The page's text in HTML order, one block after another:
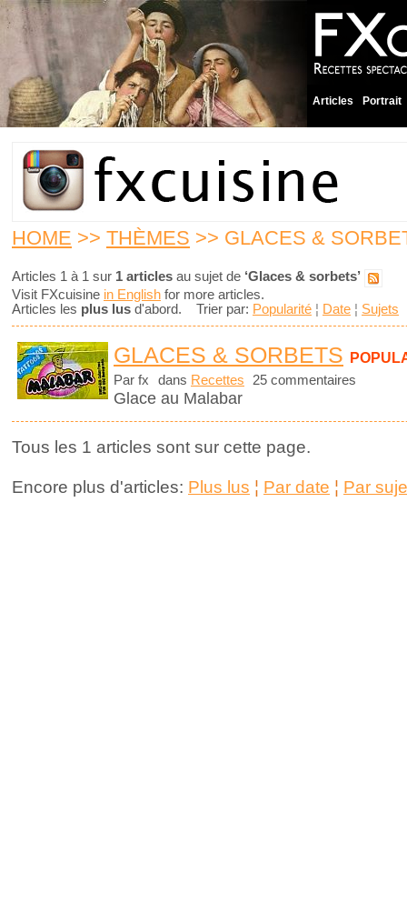
Articles Portrait
HOME >> THÈMES >> GLACES &
Articles 1 à 1 sur 1 articles au sujet de ‘Glaces & sorbets’
Visit FXcuisine in English for more articles.
Articles les plus lus d'abord. Trier par: Popularité ¦ Date ¦ Sujets
GLACES & SORBETS
Par fx dans Recettes 25 commentaires
Glace au Malabar
Tous les 1 articles sont sur cette page.
Encore plus d'articles: Plus lus ¦ Par date ¦ Par